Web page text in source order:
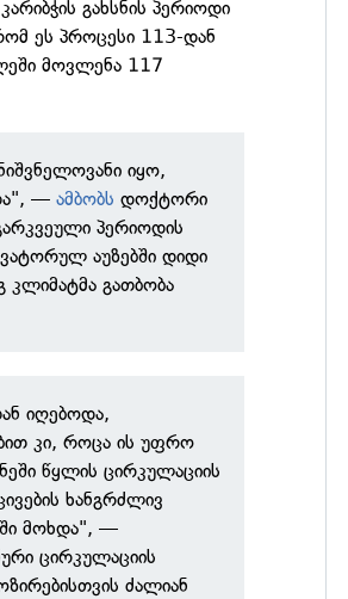
გახსნის პერიოდი
ეს პროცესი 113-დან
მოვლენა 117
იყო,
—ამბობს დოქტორი
პერიოდის
აუზებში დიდი
გათბობა
იღებოდა,
კი, როცა ის უფრო
წყლის ცირკულაციის
ხანგრძლივ
მოხდა", —
ცირკულაციის
ძალიან